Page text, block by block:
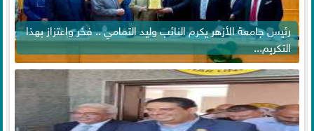
رئيس جامعة الأزهر يكرم النائب وليد التمامي .. فخر واعتزاز بهذا
التكريم...